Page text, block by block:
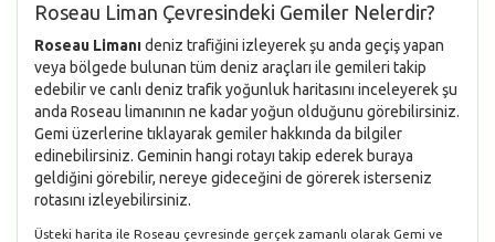
Roseau Liman Çevresindeki Gemiler Nelerdir?
Roseau Limanıdeniz trafiğini izleyerek şu anda geçiş yapan
veya bölgede bulunan tüm deniz araçları ile gemileri takip
edebilir ve canlı deniz trafik yoğunluk haritasını inceleyerek şu
anda Roseau limanının ne kadar yoğun olduğunu görebilirsiniz.
Gemi üzerlerine tıklayarak gemiler hakkında da bilgiler
edinebilirsiniz. Geminin hangi rotayı takip ederek buraya
geldiğini görebilir, nereye gideceğini de görerek isterseniz
rotasını izleyebilirsiniz.
Üsteki harita ile Roseau çevresinde gerçek zamanlı olarak Gemi ve